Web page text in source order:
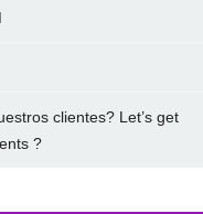
clientes? Let’s get
?